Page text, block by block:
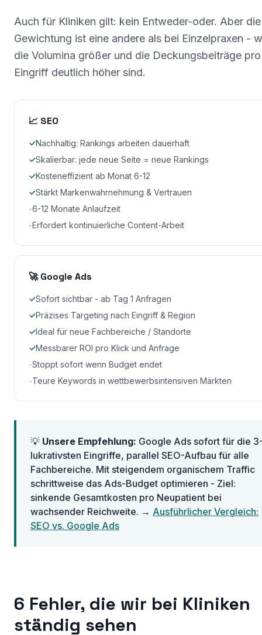
Auch für Kliniken gilt: kein Entweder-oder. Aber die
Gewichtung ist eine andere als bei Einzelpraxen -
die Volumina größer und die Deckungsbeiträge pro
Eingriff deutlich höher sind.
📈 SEO
✓Nachhaltig: Rankings arbeiten dauerhaft
✓Skalierbar: jede neue Seite = neue Rankings
✓Kosteneffizient ab Monat 6-12
✓Stärkt Markenwahrnehmung & Vertrauen
-6-12 Monate Anlaufzeit
-Erfordert kontinuierliche Content-Arbeit
🚀 Google Ads
✓Sofort sichtbar - ab Tag 1 Anfragen
✓Präzises Targeting nach Eingriff & Region
✓Ideal für neue Fachbereiche / Standorte
✓Messbarer ROI pro Klick und Anfrage
-Stoppt sofort wenn Budget endet
-Teure Keywords in wettbewerbsintensiven Märkten
💡 Unsere Empfehlung: Google Ads sofort für die
lukrativsten Eingriffe, parallel SEO-Aufbau für alle
Fachbereiche. Mit steigendem organischem Traffic
schrittweise das Ads-Budget optimieren - Ziel:
sinkende Gesamtkosten pro Neupatient bei
wachsender Reichweite. → Ausführlicher Vergleich:
SEO vs. Google Ads
6 Fehler, die wir bei Kliniken
ständig sehen